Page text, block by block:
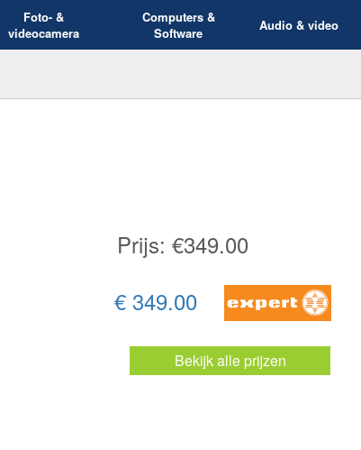
Foto- &
videocamera
Computers &
Software
Audio & video
Prijs: €349.00
€ 349.00
Bekijk alle prijzen